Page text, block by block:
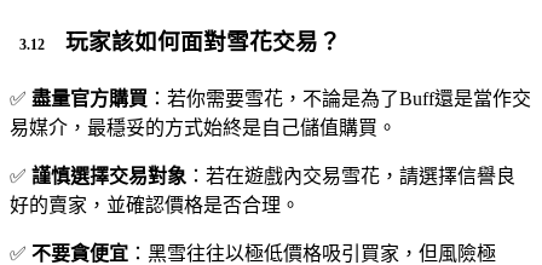
玩家該如何面對雪花交易？
✅ 盡量官方購買 ：若你需要雪花，不論是為了Buff還是當作交
易媒介，最穩妥的方式始終是自己儲值購買。
✅ 謹慎選擇交易對象 ：若在遊戲內交易雪花，請選擇信譽良
好的賣家，並確認價格是否合理。
✅ 不要貪便宜 ：黑雪往往以極低價格吸引買家，但風險極